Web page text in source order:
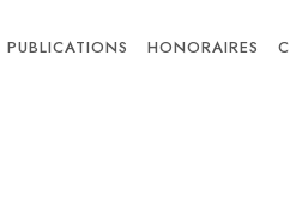
PUBLICATIONS HONORAIRES